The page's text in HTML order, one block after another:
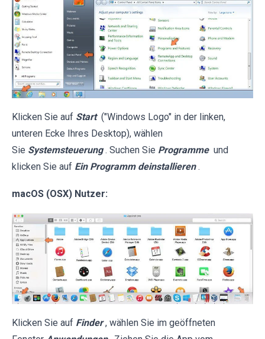
Klicken Sie auf Start ("Windows Logo" in der linken,
unteren Ecke Ihres Desktop), wählen
Sie Systemsteuerung . Suchen Sie Programme und
klicken Sie auf Ein Programm deinstallieren .
macOS (OSX) Nutzer:
Klicken Sie auf Finder , wählen Sie im geöffneten